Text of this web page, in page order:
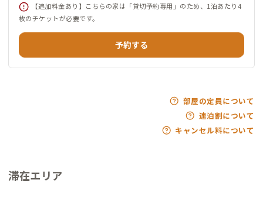
【追加料金あり】こちらの家は「貸切予約専用」のため、1泊あたり4
枚のチケットが必要です。
予約する
部屋の定員について
連泊割について
キャンセル料について
滞在エリア